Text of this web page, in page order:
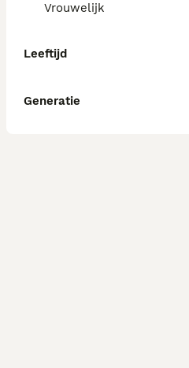
Vrouwelijk
Leeftijd
Generatie